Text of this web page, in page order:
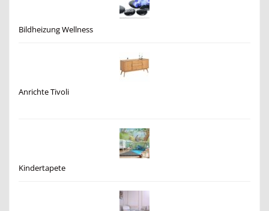
Bildheizung Wellness
Anrichte Tivoli
Kindertapete